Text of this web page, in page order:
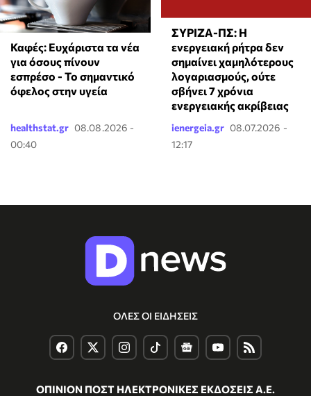
Καφές: Ευχάριστα τα νέα
για όσους πίνουν
εσπρέσο - Το σημαντικό
όφελος στην υγεία
healthstat.gr 08.08.2026 -
00:40
ΣΥΡΙΖΑ-ΠΣ: Η
ενεργειακή ρήτρα δεν
σημαίνει χαμηλότερους
λογαριασμούς, ούτε
σβήνει 7 χρόνια
ενεργειακής ακρίβειας
ienergeia.gr 08.07.2026 -
12:17
ΟΛΕΣ ΟΙ ΕΙΔΗΣΕΙΣ
ΟΠΙΝΙΟΝ ΠΟΣΤ ΗΛΕΚΤΡΟΝΙΚΕΣ ΕΚΔΟΣΕΙΣ Α.Ε.